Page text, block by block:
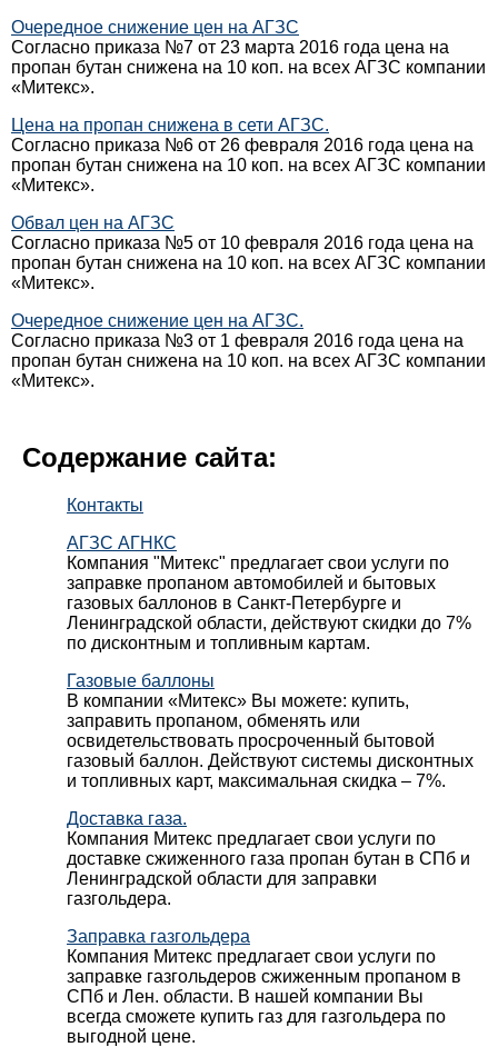
Очередное снижение цен на АГЗС
Согласно приказа №7 от 23 марта 2016 года цена на
пропан бутан снижена на 10 коп. на всех АГЗС компании
«Митекс».
Цена на пропан снижена в сети АГЗС.
Согласно приказа №6 от 26 февраля 2016 года цена на
пропан бутан снижена на 10 коп. на всех АГЗС компании
«Митекс».
Обвал цен на АГЗС
Согласно приказа №5 от 10 февраля 2016 года цена на
пропан бутан снижена на 10 коп. на всех АГЗС компании
«Митекс».
Очередное снижение цен на АГЗС.
Согласно приказа №3 от 1 февраля 2016 года цена на
пропан бутан снижена на 10 коп. на всех АГЗС компании
«Митекс».
Содержание сайта:
Контакты
АГЗС АГНКС
Компания "Митекс" предлагает свои услуги по
заправке пропаном автомобилей и бытовых
газовых баллонов в Санкт-Петербурге и
Ленинградской области, действуют скидки до 7%
по дисконтным и топливным картам.
Газовые баллоны
В компании «Митекс» Вы можете: купить,
заправить пропаном, обменять или
освидетельствовать просроченный бытовой
газовый баллон. Действуют системы дисконтных
и топливных карт, максимальная скидка – 7%.
Доставка газа.
Компания Митекс предлагает свои услуги по
доставке сжиженного газа пропан бутан в СПб и
Ленинградской области для заправки
газгольдера.
Заправка газгольдера
Компания Митекс предлагает свои услуги по
заправке газгольдеров сжиженным пропаном в
СПб и Лен. области. В нашей компании Вы
всегда сможете купить газ для газгольдера по
выгодной цене.